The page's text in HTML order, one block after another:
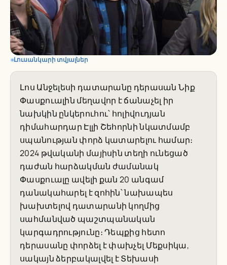
Լուսանկարի տվյալներ
Լոս Անջելեսի դատարանը դերասան Նիք
Փասքուալին մեղավոր է ճանաչել իր
նախկին ընկերուհու՝ հոլիվուդյան
դիմահարդար Էլլի Շեհորնի նկատմամբ
սպանության փորձ կատարելու համար։
2024 թվականի մայիսին տեղի ունեցած
դաժան հարձակման ժամանակ
Փասքուալը ավելի քան 20 անգամ
դանակահարել է զոհին՝ նախապես
խախտելով դատարանի կողմից
սահմանված պաշտպանական
կարգադրությունը։ Դեպքից հետո
դերասանը փորձել է փախչել Մեքսիկա,
սակայն ձերբակալվել է Տեխասի